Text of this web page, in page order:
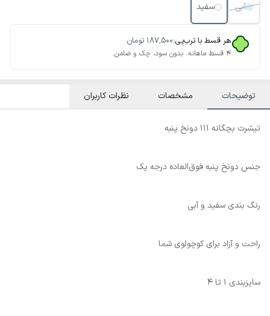
آبی سفید
هر قسط با ترب‌پی:۱۸۷٬۵۰۰ تومان
۴ قسط ماهانه. بدون سود، چک و ضامن.
توضیحات مشخصات نظرات کاربران
تیشرت بچگانه 111 دونخ پنبه
جنس دونخ پنبه فوق‌العاده درجه یک
رنگ بندی سفید و آبی
راحت و آزاد برای کوچولوی شما
سایزبندی 1 تا 4